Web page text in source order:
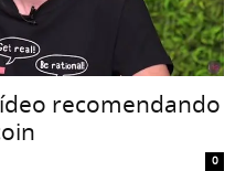
recomendando
0